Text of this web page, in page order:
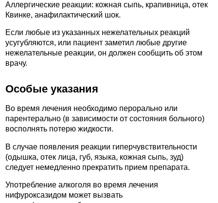
Аллергические реакции: кожная сыпь, крапивница, отек
Квинке, анафилактический шок.
Если любые из указанных нежелательных реакций
усугубляются, или пациент заметил любые другие
нежелательные реакции, он должен сообщить об этом
врачу.
Особые указания
Во время лечения необходимо перорально или
парентерально (в зависимости от состояния больного)
восполнять потерю жидкости.
В случае появления реакции гиперчувствительности
(одышка, отек лица, губ, языка, кожная сыпь, зуд)
следует немедленно прекратить прием препарата.
Употребление алкоголя во время лечения
нифуроксазидом может вызвать